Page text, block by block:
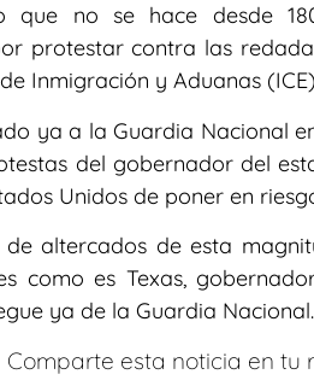
que no se hace desde
protestar contra las
Inmigración y Aduanas
ya a la Guardia Nacional
del gobernador del
Unidos de poner en
altercados de esta
como es Texas,
ya de la Guardia Nacional.
Comparte esta noticia en tu